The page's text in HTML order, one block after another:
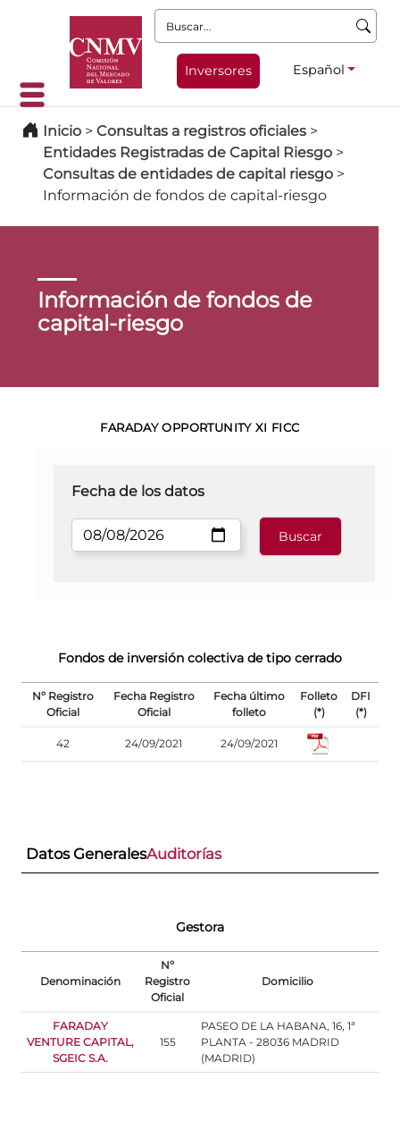
Buscar:
Inversores Español
Inicio > Consultas a registros oficiales >
Entidades Registradas de Capital Riesgo >
Consultas de entidades de capital riesgo >
Información de fondos de capital-riesgo
Información de fondos de
capital-riesgo
FARADAY OPPORTUNITY XI FICC
Fecha de los datos
Fondos de inversión colectiva de tipo cerrado
Nº Registro
Oficial
Fecha Registro
Oficial
Fecha último
folleto
Folleto
(*)
DFI
(*)
42 24/09/2021 24/09/2021
Datos GeneralesAuditorías
Gestora
Denominación
Nº
Registro
Oficial
Domicilio
FARADAY
VENTURE CAPITAL,
SGEIC S.A.
155
PASEO DE LA HABANA, 16, 1ª
PLANTA - 28036 MADRID
(MADRID)